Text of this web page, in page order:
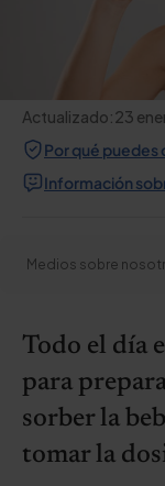
Actualizado:23
Por qué puedes
Información
Medios sobre
Todo el día
para
sorber la
tomar la